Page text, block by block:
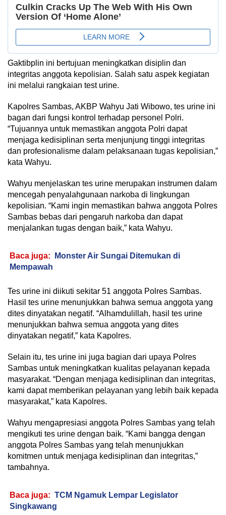
Gaktibplin ini bertujuan meningkatkan disiplin dan
integritas anggota kepolisian. Salah satu aspek kegiatan
ini melalui rangkaian test urine.
Kapolres Sambas, AKBP Wahyu Jati Wibowo, tes urine ini
bagan dari fungsi kontrol terhadap personel Polri.
“Tujuannya untuk memastikan anggota Polri dapat
menjaga kedisiplinan serta menjunjung tinggi integritas
dan profesionalisme dalam pelaksanaan tugas kepolisian,”
kata Wahyu.
Wahyu menjelaskan tes urine merupakan instrumen dalam
mencegah penyalahgunaan narkoba di lingkungan
kepolisian. “Kami ingin memastikan bahwa anggota Polres
Sambas bebas dari pengaruh narkoba dan dapat
menjalankan tugas dengan baik,” kata Wahyu.
Baca juga:
Monster Air Sungai Ditemukan di
Mempawah
Tes urine ini diikuti sekitar 51 anggota Polres Sambas.
Hasil tes urine menunjukkan bahwa semua anggota yang
dites dinyatakan negatif. “Alhamdulillah, hasil tes urine
menunjukkan bahwa semua anggota yang dites
dinyatakan negatif,” kata Kapolres.
Selain itu, tes urine ini juga bagian dari upaya Polres
Sambas untuk meningkatkan kualitas pelayanan kepada
masyarakat. “Dengan menjaga kedisiplinan dan integritas,
kami dapat memberikan pelayanan yang lebih baik kepada
masyarakat,” kata Kapolres.
Wahyu mengapresiasi anggota Polres Sambas yang telah
mengikuti tes urine dengan baik. “Kami bangga dengan
anggota Polres Sambas yang telah menunjukkan
komitmen untuk menjaga kedisiplinan dan integritas,”
tambahnya.
Baca juga: TCM Ngamuk Lempar Legislator
Singkawang